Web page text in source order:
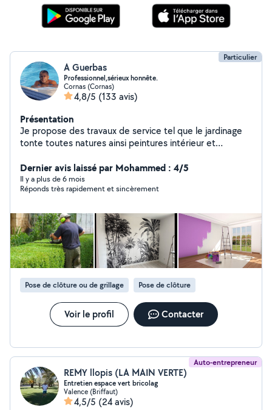
Particulier
A Guerbas
Professionnel,sérieux honnête.
Cornas (Cornas)
4,8/5 (133 avis)
Présentation
Je propose des travaux de service tel que le jardinage
tonte toutes natures ainsi peintures intérieur et
verre ainsi que tous types de travail soigné
déménagement nettoyage et livraison de colis en
urgence manutention course rangement excetera tout
temps ou trop compliqué pour vous je suis à votre
service n hésité pas à me contacter c est un plaisir pour
moi de vous rendre service devis en fonction du travaille
qui sera raisonnable merci cordialement j attends vos
demandes personne dévoué et serviable.
Dernier avis laissé par Mohammed : 4/5
Il y a plus de 6 mois
Réponds très rapidement et sincèrement
Pose de clôture ou de grillage Pose de clôture
Voir le profil Contacter
Auto-entrepreneur
REMY llopis (LA MAIN VERTE)
Entretien espace vert bricolag
Valence (Briffaut)
4,5/5 (24 avis)